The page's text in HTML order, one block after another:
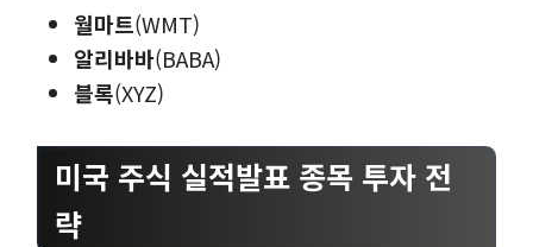
월마트(WMT)
알리바바(BABA)
블록(XYZ)
미국 주식 실적발표 종목 투자 전
략